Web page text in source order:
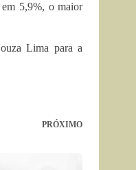
em 5,9%, o maior
Lima para a
PRÓXIMO